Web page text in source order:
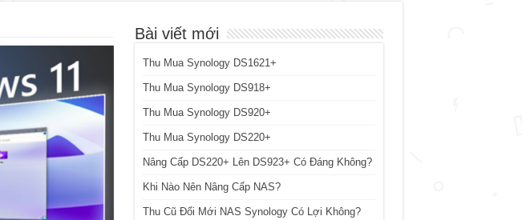
Bài viết mới
Thu Mua Synology DS1621+
Thu Mua Synology DS918+
Thu Mua Synology DS920+
Thu Mua Synology DS220+
Nâng Cấp DS220+ Lên DS923+ Có Đáng Không?
Khi Nào Nên Nâng Cấp NAS?
Thu Cũ Đổi Mới NAS Synology Có Lợi Không?